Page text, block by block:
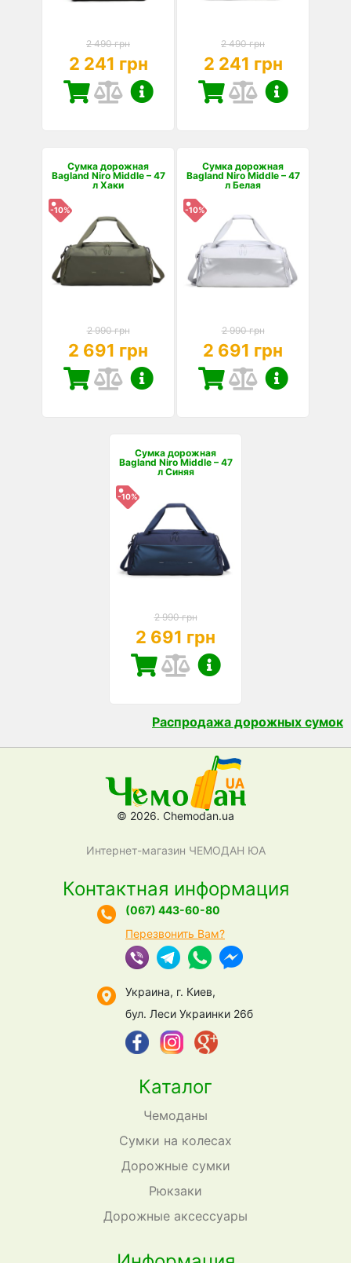
2 490 грн
2 241 грн
2 490 грн
2 241 грн
Сумка дорожная
Bagland Niro Middle – 47
л Хаки
-10%
2 990 грн
2 691 грн
Сумка дорожная
Bagland Niro Middle – 47
л Белая
-10%
2 990 грн
2 691 грн
Сумка дорожная
Bagland Niro Middle – 47
л Синяя
-10%
2 990 грн
2 691 грн
Распродажа дорожных сумок
© 2026. Chemodan.ua
Интернет-магазин ЧЕМОДАН ЮА
Каталог
Чемоданы
Сумки на колесах
Дорожные сумки
Рюкзаки
Дорожные аксессуары
Контактная информация
(067) 443-60-80
Перезвонить Вам?
Украина, г. Киев,
бул. Леси Украинки 26б